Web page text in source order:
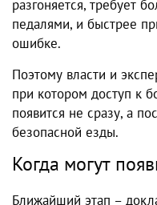
разгоняется, требует
педалями, и быстрее
ошибке.
Поэтому власти и
при котором доступ к
появится не сразу, а
безопасной езды.
Когда могут
Ближайший этап –